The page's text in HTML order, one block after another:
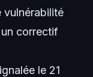
vulnérabilité
correctif
le 21